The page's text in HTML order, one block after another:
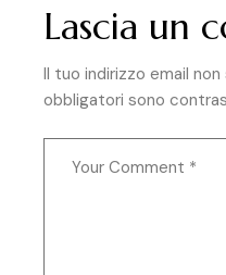
Lascia un
Il tuo indirizzo email
obbligatori sono